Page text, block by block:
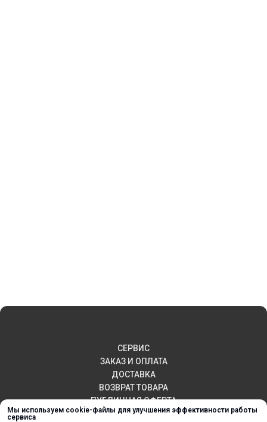
Мы используем cookie-файлы для улучшения эффективности работы
сервиса
СЕРВИС
ЗАКАЗ И ОПЛАТА
ДОСТАВКА
ВОЗВРАТ ТОВАРА
ПУБЛИЧНАЯ ОФЕРТА
КОНТАКТЫ